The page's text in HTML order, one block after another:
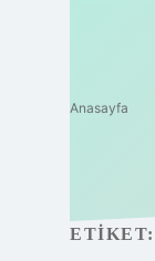
Anasayfa
ETIKET: